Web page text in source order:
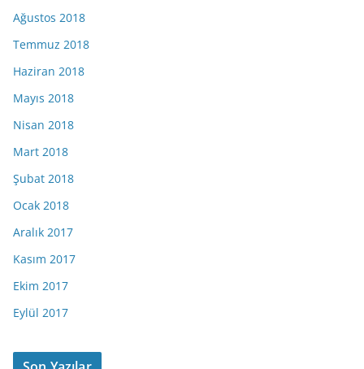
Ağustos 2018
Temmuz 2018
Haziran 2018
Mayıs 2018
Nisan 2018
Mart 2018
Şubat 2018
Ocak 2018
Aralık 2017
Kasım 2017
Ekim 2017
Eylül 2017